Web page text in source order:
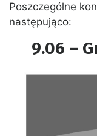
Poszczególne
następująco:
9.06 –